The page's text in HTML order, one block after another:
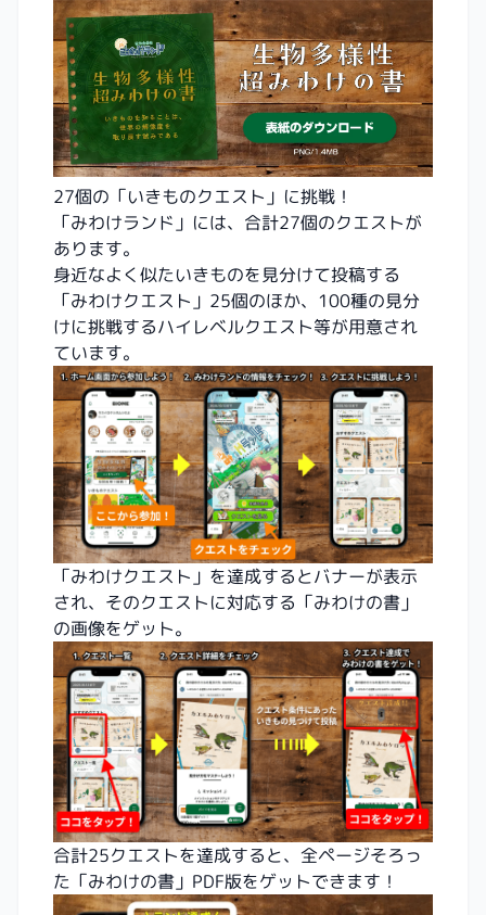
27個の「いきものクエスト」に挑戦！
「みわけランド」には、合計27個のクエストが
あります。
身近なよく似たいきものを見分けて投稿する
「みわけクエスト」25個のほか、100種の見分
けに挑戦するハイレベルクエスト等が用意され
ています。
「みわけクエスト」を達成するとバナーが表示
され、そのクエストに対応する「みわけの書」
の画像をゲット。
合計25クエストを達成すると、全ページそろっ
た「みわけの書」PDF版をゲットできます！